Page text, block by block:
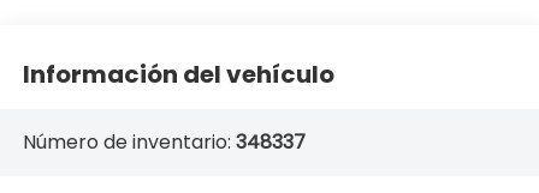
Información del vehículo
Número de inventario: 348337